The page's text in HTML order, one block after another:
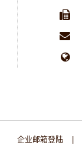
企业邮箱登陆 |